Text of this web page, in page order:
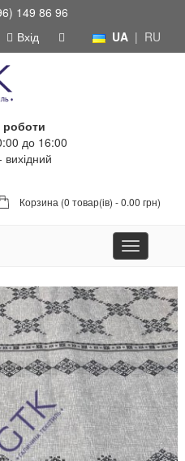
149 86 96
UA | RU
Вхід
роботи
до 16:00
Корзина (0 товар(ів) - 0.00 грн)
Toggle
navigation